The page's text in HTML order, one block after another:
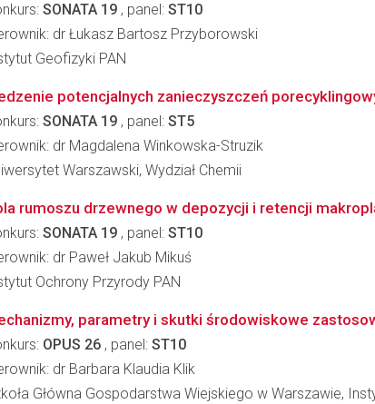
SONATA 19 , panel: ST10
dr Łukasz Bartosz Przyborowski
Geofizyki PAN
potencjalnych zanieczyszczeń
SONATA 19 , panel: ST5
dr Magdalena Winkowska-Struzik
Warszawski, Wydział Chemii
rumoszu drzewnego w depozycji i retencji
SONATA 19 , panel: ST10
dr Paweł Jakub Mikuś
Ochrony Przyrody PAN
parametry i skutki środowiskowe
OPUS 26 , panel: ST10
dr Barbara Klaudia Klik
Główna Gospodarstwa Wiejskiego w Warszawie,